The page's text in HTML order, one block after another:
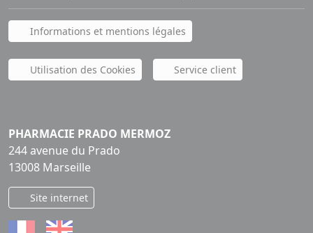
Informations et mentions légales
Utilisation des Cookies Service client
PHARMACIE PRADO MERMOZ
244 avenue du Prado
13008 Marseille
Site internet